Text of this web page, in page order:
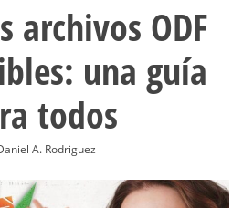
archivos ODF
una guía
todos
A. Rodriguez